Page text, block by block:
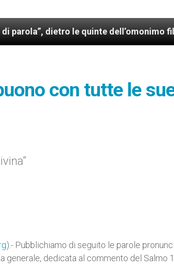
le quinte dell’omonimo film di Wim
con tutte le
).- Pubblichiamo di seguito le parole
generale, dedicata al commento del Salmo